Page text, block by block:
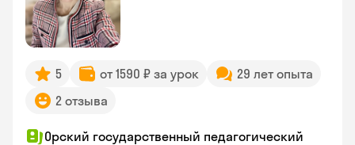
5 от 1590 ₽ за урок
29 лет опыта
2 отзыва
Орский государственный педагогический